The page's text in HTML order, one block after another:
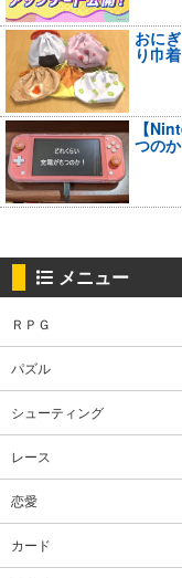
おに
り巾
【
つの
メニュー
ＲＰＧ
パズル
シューティング
レース
恋愛
カード